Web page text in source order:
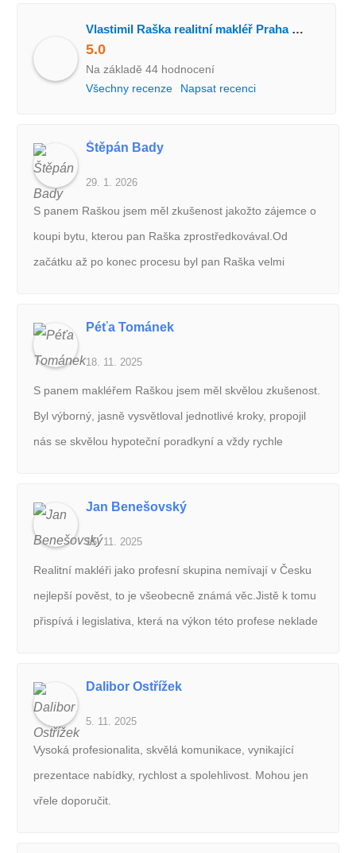
Vlastimil Raška realitní makléř Praha RE/MAX Alfa
5.0
Na základě 44 hodnocení
Všechny recenze
Napsat recenci
Štěpán Bady
29. 1. 2026
S panem Raškou jsem měl zkušenost jakožto zájemce o
koupi bytu, kterou pan Raška zprostředkovával.Od
začátku až po konec procesu byl pan Raška velmi
pořádku.Pokud bych někomu mohl doporučit realitního
makléře, doporučím právě jeho.
Péťa Tománek
18. 11. 2025
S panem makléřem Raškou jsem měl skvělou zkušenost.
Byl výborný, jasně vysvětloval jednotlivé kroky, propojil
nás se skvělou hypoteční poradkyní a vždy rychle
proběhl celý proces hladce. Vřele doporučuji!
Jan Benešovský
15. 11. 2025
Realitní makléři jako profesní skupina nemívají v Česku
nejlepší pověst, to je všeobecně známá věc.Jistě k tomu
přispívá i legislativa, která na výkon této profese neklade
Jedním z nich je nepochybně pan Vlastimil Raška.
Skutečný profesionál na svém místě, který nás celým
procesem pronájmu provedl tak hladce, že jsme skoro
nevěděli, že se něco děje. Dokumentace, převody
energií, protokoly…to vše bylo plně v jeho gesci a my se
Dalibor Ostřížek
5. 11. 2025
Vysoká profesionalita, skvělá komunikace, vynikající
prezentace nabídky, rychlost a spolehlivost. Mohou jen
vřele doporučit.